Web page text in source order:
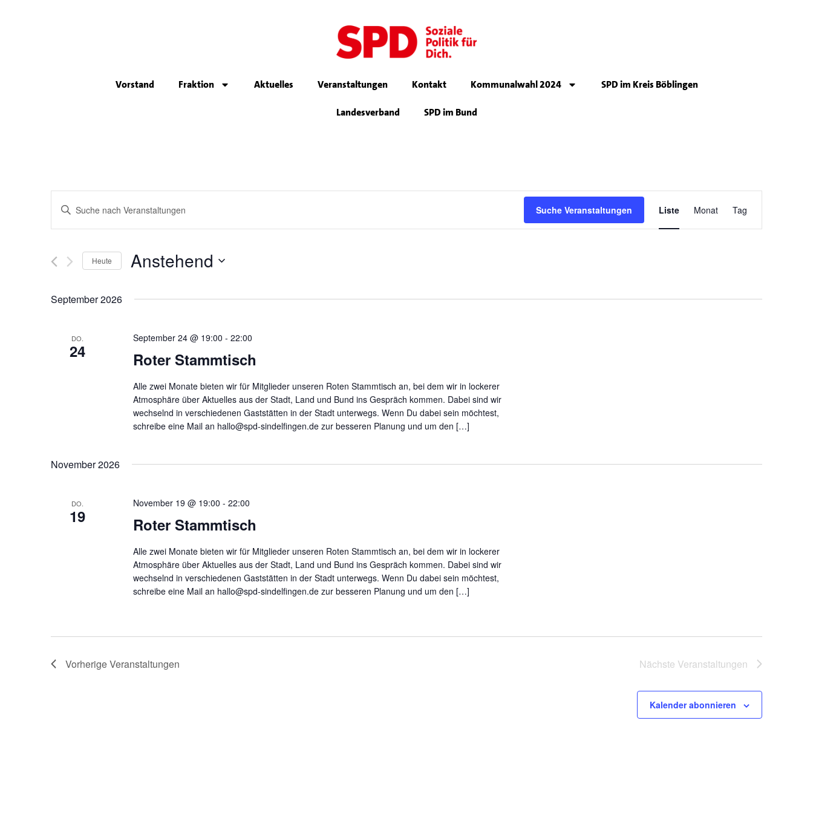
Vorstand Fraktion Aktuelles Veranstaltungen Kontakt Kommunalwahl 2024 SPD im Kreis Böblingen
Landesverband SPD im Bund
Veranstaltungen
Suche
und
Ansichten,
Navigation
Bitte
Schlüsselwort
Suche
Veranstaltungen
Schlüsselwort.
Suche Veranstaltungen
Ansichten-
Liste Monat Tag
Heute Anstehend
September 2026
DO.
24
September 24 @ 19:00 - 22:00
Roter Stammtisch
Alle zwei Monate bieten wir für Mitglieder unseren Roten Stammtisch an, bei dem wir in lockerer
Atmosphäre über Aktuelles aus der Stadt, Land und Bund ins Gespräch kommen. Dabei sind wir
wechselnd in verschiedenen Gaststätten in der Stadt unterwegs. Wenn Du dabei sein möchtest,
schreibe eine Mail an hallo@spd-sindelfingen.de zur besseren Planung und um den […]
November 2026
DO.
19
November 19 @ 19:00 - 22:00
Roter Stammtisch
Alle zwei Monate bieten wir für Mitglieder unseren Roten Stammtisch an, bei dem wir in lockerer
Atmosphäre über Aktuelles aus der Stadt, Land und Bund ins Gespräch kommen. Dabei sind wir
wechselnd in verschiedenen Gaststätten in der Stadt unterwegs. Wenn Du dabei sein möchtest,
schreibe eine Mail an hallo@spd-sindelfingen.de zur besseren Planung und um den […]
VorherigeVeranstaltungen Nächste Veranstaltungen
Kalender abonnieren